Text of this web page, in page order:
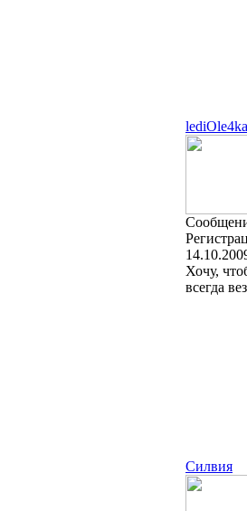
lediOle4ka
Хочу,
всегда
Силвия